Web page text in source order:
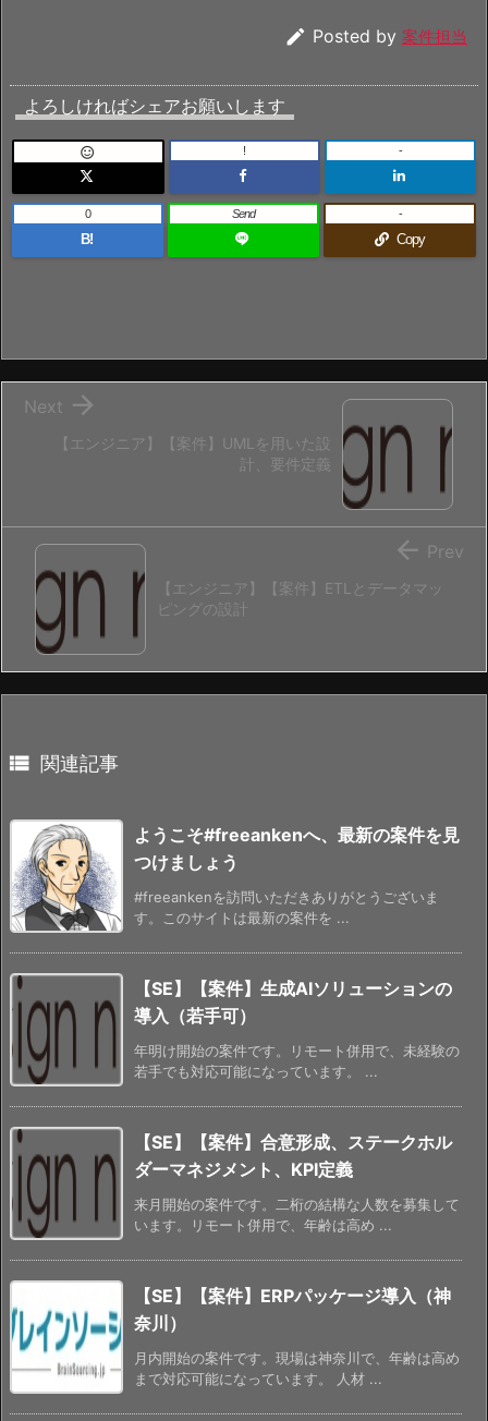
 Posted by 案件担当
よろしければシェアお願いします
 ! -
B!
0 Send
Copy
-
【エンジニア】【案件】UMLを用いた設
計、要件定義

Next
【エンジニア】【案件】ETLとデータマッ
ピングの設計
 Prev
 関連記事
ようこそ#freeankenへ、最新の案件を見
つけましょう
#freeankenを訪問いただきありがとうございま
す。このサイトは最新の案件を ...
【SE】【案件】生成AIソリューションの
導入（若手可）
年明け開始の案件です。リモート併用で、未経験の
若手でも対応可能になっています。 ...
【SE】【案件】合意形成、ステークホル
ダーマネジメント、KPI定義
来月開始の案件です。二桁の結構な人数を募集して
います。リモート併用で、年齢は高め ...
【SE】【案件】ERPパッケージ導入（神
奈川）
月内開始の案件です。現場は神奈川で、年齢は高め
まで対応可能になっています。 人材 ...